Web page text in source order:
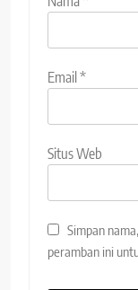
Email*
Situs Web
Simpan
peramban ini